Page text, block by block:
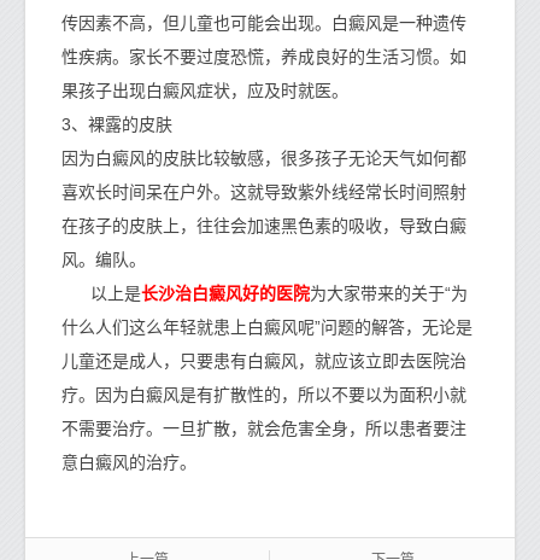
传因素不高，但儿童也可能会出现。白癜风是一种遗传
性疾病。家长不要过度恐慌，养成良好的生活习惯。如
果孩子出现白癜风症状，应及时就医。
3、裸露的皮肤
因为白癜风的皮肤比较敏感，很多孩子无论天气如何都
喜欢长时间呆在户外。这就导致紫外线经常长时间照射
在孩子的皮肤上，往往会加速黑色素的吸收，导致白癜
风。编队。
以上是长沙治白癜风好的医院为大家带来的关于“为
什么人们这么年轻就患上白癜风呢”问题的解答，无论是
儿童还是成人，只要患有白癜风，就应该立即去医院治
疗。因为白癜风是有扩散性的，所以不要以为面积小就
不需要治疗。一旦扩散，就会危害全身，所以患者要注
意白癜风的治疗。